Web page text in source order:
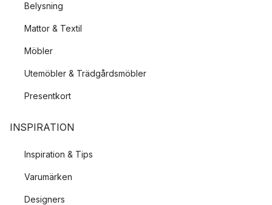
Belysning
Mattor & Textil
Möbler
Utemöbler & Trädgårdsmöbler
Presentkort
INSPIRATION
Inspiration & Tips
Varumärken
Designers